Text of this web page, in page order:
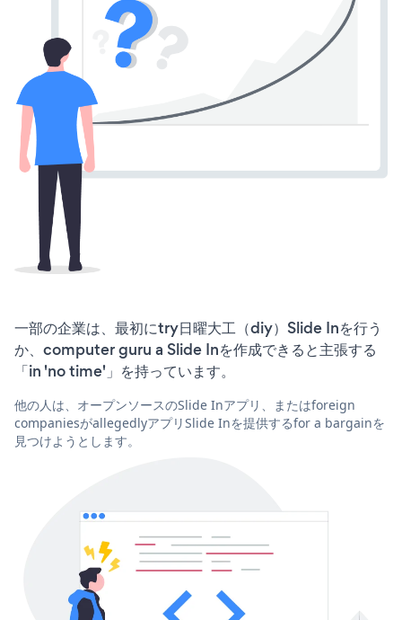
一部の企業は、最初にtry日曜大工（diy）Slide Inを行う
か、computer guru a Slide Inを作成できると主張する
「in 'no time'」を持っています。
他の人は、オープンソースのSlide Inアプリ、またはforeign
companiesがallegedlyアプリSlide Inを提供するfor a bargainを
見つけようとします。